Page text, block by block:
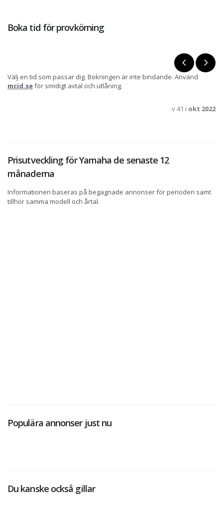
Boka tid för provkörning
Välj en tid som passar dig. Bokningen är inte bindande. Använd
mcid.seför smidigt avtal och utlåning.
v 41 i okt 2022
Prisutveckling för Yamaha de senaste 12
månaderna
Informationen baseras på begagnade annonser för perioden samt
tillhör samma modell och årtal.
Populära annonser just nu
Du kanske också gillar